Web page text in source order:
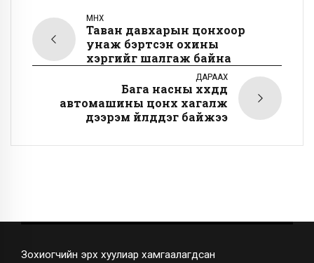
ӨМНӨХ
Таван давхарын цонхоор
унаж бэртсэн охины
хэргийг шалгаж байна
ДАРААХ
Бага насны хүүхдүүд
автомашины цонх хагалж
дээрэм үйлддэг байжээ
Зохиогчийн эрх хуулиар хамгаалагдсан